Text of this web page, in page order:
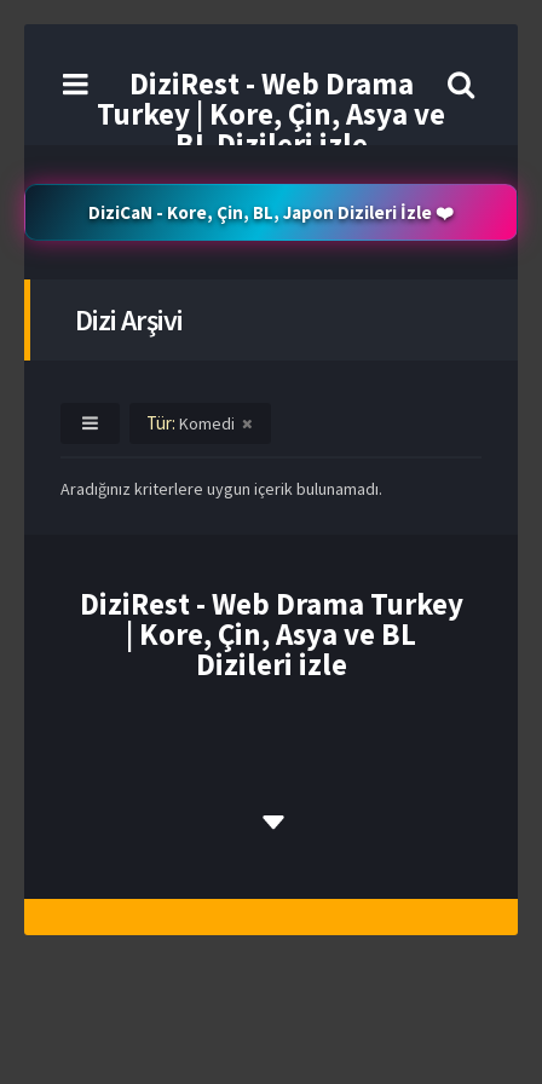
DiziRest - Web Drama
Turkey | Kore, Çin, Asya ve
BL Dizileri izle
DiziCaN - Kore, Çin, BL, Japon Dizileri İzle ❤️
Dizi Arşivi
Tür: Komedi
Aradığınız kriterlere uygun içerik bulunamadı.
DiziRest - Web Drama Turkey
| Kore, Çin, Asya ve BL
Dizileri izle
Asya Sinemasının